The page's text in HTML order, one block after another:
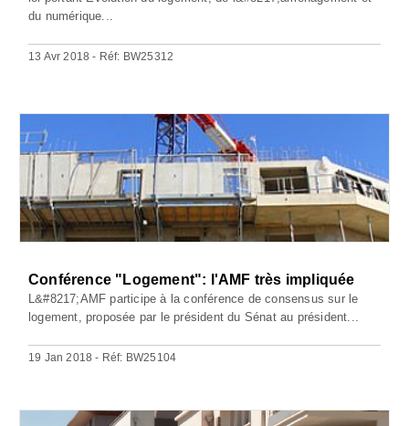
du numérique...
13 Avr 2018 - Réf: BW25312
Conférence "Logement": l'AMF très impliquée
L&#8217;AMF participe à la conférence de consensus sur le
logement, proposée par le président du Sénat au président...
19 Jan 2018 - Réf: BW25104